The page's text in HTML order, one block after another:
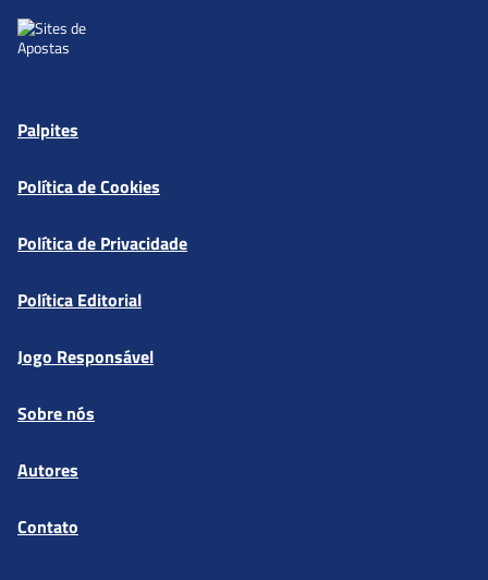
Palpites
Política de Cookies
Política de Privacidade
Política Editorial
Jogo Responsável
Sobre nós
Autores
Contato